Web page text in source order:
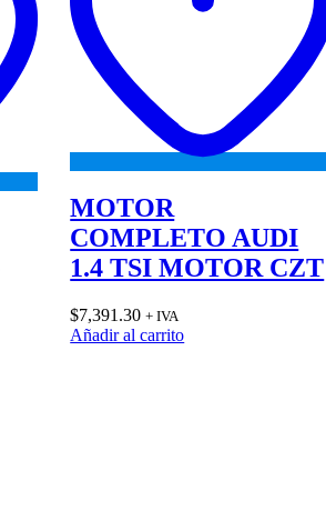
MOTOR
COMPLETO AUDI
1.4 TSI MOTOR CZT
$7,391.30 + IVA
Añadir al carrito